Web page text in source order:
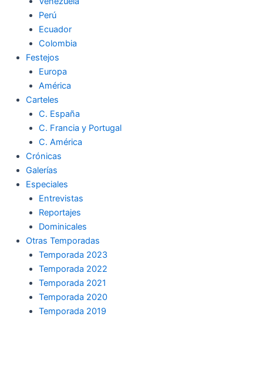
Perú
Ecuador
Colombia
Festejos
Europa
América
Carteles
C. España
C. Francia y Portugal
C. América
Crónicas
Galerías
Especiales
Entrevistas
Reportajes
Dominicales
Otras Temporadas
Temporada 2023
Temporada 2022
Temporada 2021
Temporada 2020
Temporada 2019